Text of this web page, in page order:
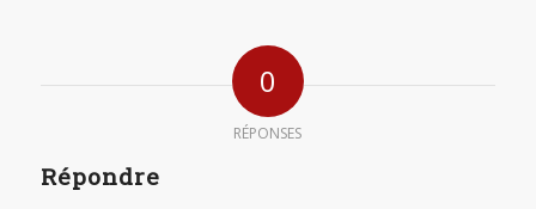
0
RÉPONSES
Répondre